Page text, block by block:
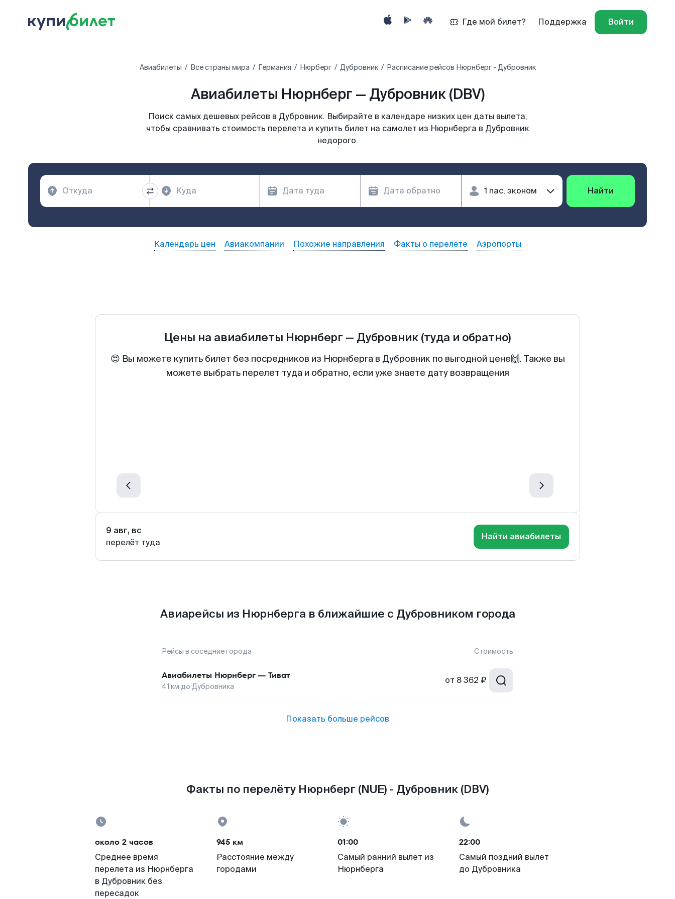
Где мой билет? Поддержка Войти
Авиабилеты Все страны мира Германия Нюрберг Дубровник Расписание рейсов Нюрнберг - Дубровник
Авиабилеты Нюрнберг — Дубровник (DBV)
Поиск самых дешевых рейсов в Дубровник. Выбирайте в календаре низких цен даты вылета,
чтобы сравнивать стоимость перелета и купить билет на самолет из Нюрнберга в Дубровник
недорого.
Найти
Календарь цен Авиакомпании Похожие направления Факты о перелёте Аэропорты
Цены на авиабилеты Нюрнберг — Дубровник (туда и обратно)
😍 Вы можете купить билет без посредников из Нюрнберга в Дубровник по выгодной цене🙌. Также вы
можете выбрать перелет туда и обратно, если уже знаете дату возвращения
9 авг, вс
перелёт туда
Найти авиабилеты
Авиарейсы из Нюрнберга в ближайшие с Дубровником города
Рейсы в соседние города Стоимость
Авиабилеты Нюрнберг— Тиват
41 км до Дубровника
от 8 362 ₽
Показать больше рейсов
Факты по перелёту Нюрнберг (NUE) - Дубровник (DBV)
около 2 часов
Среднее время
перелета из Нюрнберга
в Дубровник без
пересадок
945 км
Расстояние между
городами
01:00
Самый ранний вылет из
Нюрнберга
22:00
Самый поздний вылет
до Дубровника